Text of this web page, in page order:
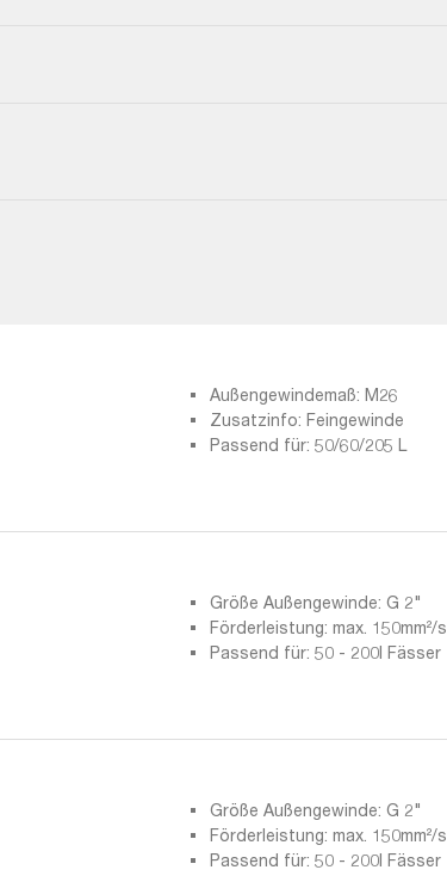
Außengewindemaß: M26
Zusatzinfo: Feingewinde
Passend für: 50/60/205 L
Größe Außengewinde: G 2"
Förderleistung: max. 150mm²/s
Passend für: 50 - 200l Fässer
Größe Außengewinde: G 2"
Förderleistung: max. 150mm²/s
Passend für: 50 - 200l Fässer